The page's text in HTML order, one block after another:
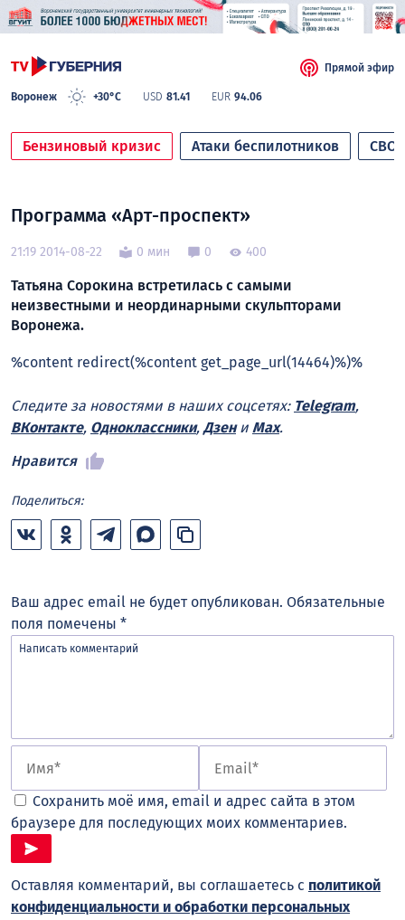
Воронеж +30°C USD 81.41 EUR 94.06
Прямой эфир
Бензиновый кризис Атаки беспилотников СВО
Программа «Арт-проспект»
21:19 2014-08-22 0 мин 0 400
Татьяна Сорокина встретилась с самыми
неизвестными и неординарными скульпторами
Воронежа.
%content redirect(%content get_page_url(14464)%)%
Следите за новостями в наших соцсетях: Telegram,
ВКонтакте, Одноклассники, Дзени Max.
Нравится
Поделиться:
Ваш адрес email не будет опубликован. Обязательные
поля помечены *
Сохранить моё имя, email и адрес сайта в этом
браузере для последующих моих комментариев.
Оставляя комментарий, вы соглашаетесь с политикой
конфиденциальности и обработки персональных